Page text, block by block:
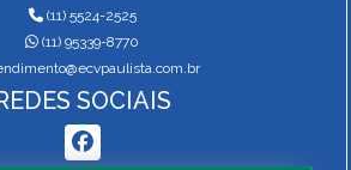
(11) 5524-2525
(11) 95339-8770
SOCIAIS